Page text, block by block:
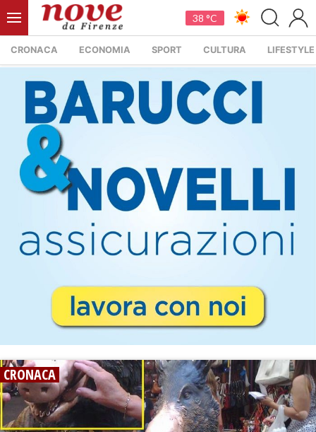
38 °C
CRONACA ECONOMIA SPORT CULTURA LIFESTYLE
CRONACA